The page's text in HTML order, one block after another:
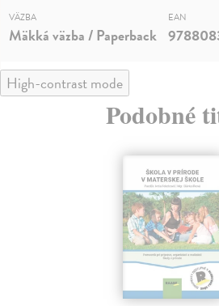
VÄZBA
Mäkká väzba / Paperback
EAN
High-contrast mode
Podobné